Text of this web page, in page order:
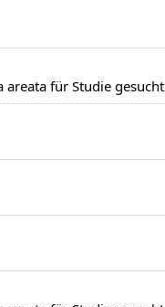
areata für Studie gesucht